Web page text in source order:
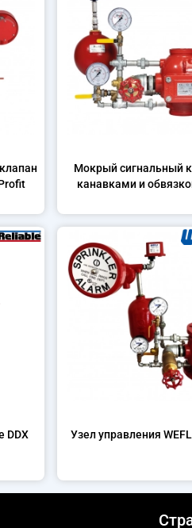
Мокрый сигнальный
канавками и
DDX Узел управления